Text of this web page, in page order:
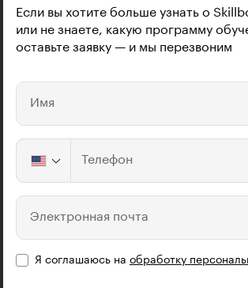
Если вы хотите больше узнать о
или не знаете, какую программу
оставьте заявку — и мы перезвоним
Имя
Телефон
Электронная почта
Я соглашаюсь на обработку